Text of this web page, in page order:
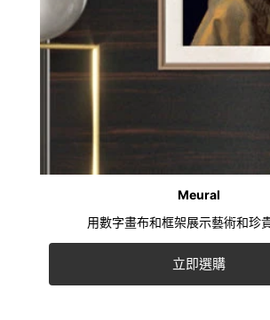
Meural
用數字畫布和框架展示藝術和珍
立即選購